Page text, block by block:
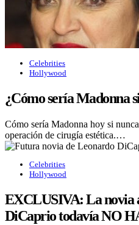
Celebrities
Hollywood
¿Cómo sería Madonna
Cómo sería Madonna hoy si
operación de cirugía estética.…
Celebrities
Hollywood
EXCLUSIVA: La novia
DiCaprio todavía NO